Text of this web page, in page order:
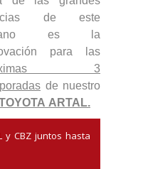
de este
es la
para las
3
de nuestro
ARTAL.
y CBZ juntos hasta